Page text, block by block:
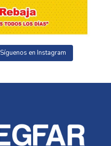
Síguenos en Instagram